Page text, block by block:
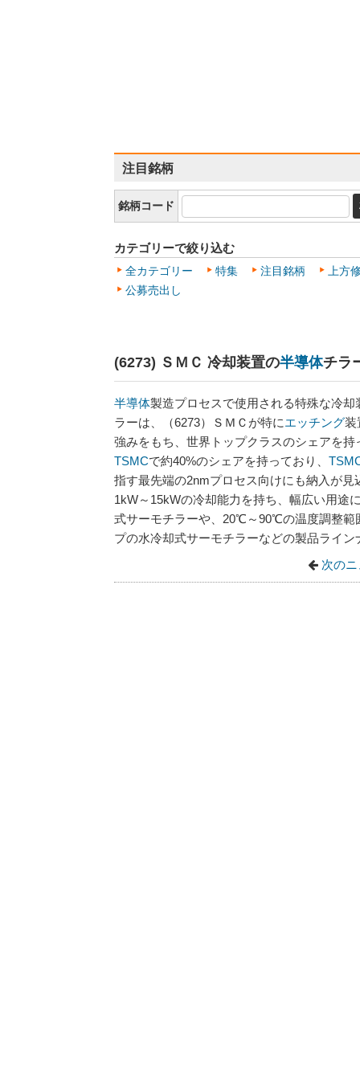
注目銘柄
銘柄コード
カテゴリーで絞り込む
全カテゴリー 特集 注目銘柄 上方
公募売出し
(6273) ＳＭＣ 冷却装置の半導体チラ
半導体製造プロセスで使用される特殊な冷却
ラーは、（6273）ＳＭＣが特にエッチング装
強みをもち、世界トップクラスのシェアを持
TSMCで約40%のシェアを持っており、
指す最先端の2nmプロセス向けにも納入が見
1kW～15kWの冷却能力を持ち、幅広い用途
式サーモチラーや、20℃～90℃の温度調整範
プの水冷却式サーモチラーなどの製品ライン
次のニ